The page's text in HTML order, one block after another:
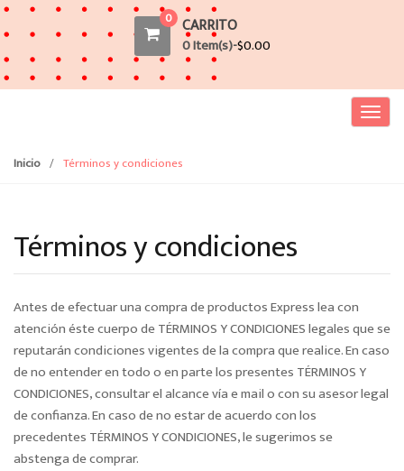
0 CARRITO
0 Item(s)-$0.00
T
g
a
i
Inicio / Términos y condiciones
Términos y condiciones
Antes de efectuar una compra de productos Express lea con
atención éste cuerpo de TÉRMINOS Y CONDICIONES legales que se
reputarán condiciones vigentes de la compra que realice. En caso
de no entender en todo o en parte los presentes TÉRMINOS Y
CONDICIONES, consultar el alcance vía e mail o con su asesor legal
de confianza. En caso de no estar de acuerdo con los
precedentes TÉRMINOS Y CONDICIONES, le sugerimos se
abstenga de comprar.